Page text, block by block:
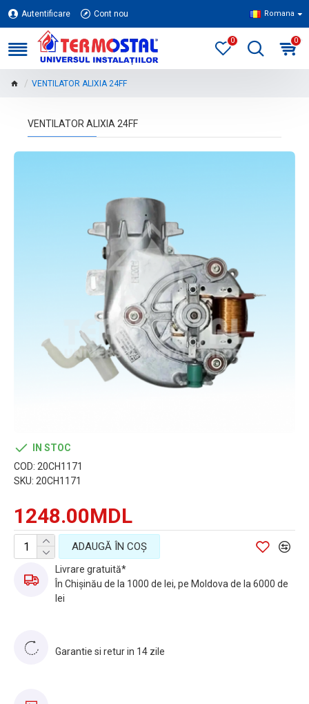
Autentificare Cont nou Romana
0 0
VENTILATOR ALIXIA 24FF
VENTILATOR ALIXIA 24FF
1248.00MDL
IN STOC
COD: 20CH1171
SKU: 20CH1171
ADAUGĂ ÎN COŞ
Livrare gratuită*
În Chișinău de la 1000 de lei, pe Moldova de la 6000 de
lei
Garantie si retur in 14 zile